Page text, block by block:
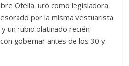
Ofelia juró como legisladora
por la misma vestuarista
un rubio platinado recién
gobernar antes de los 30 y